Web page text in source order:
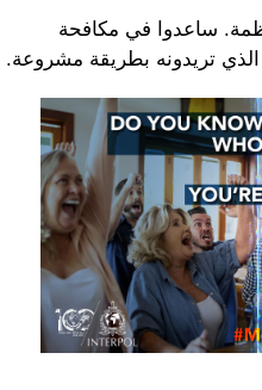
ساعدوا في مكافحة
الذي تريدونه بطريقة مشروعة.